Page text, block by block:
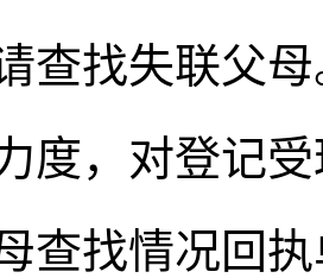
查找失联父
度，对登记
查找情况回